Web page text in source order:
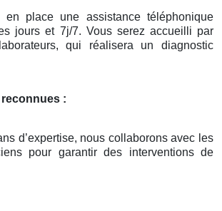
en place une assistance téléphonique
jours et 7j/7. Vous serez accueilli par
qui réalisera un diagnostic
:
d’expertise, nous collaborons avec les
pour garantir des interventions de